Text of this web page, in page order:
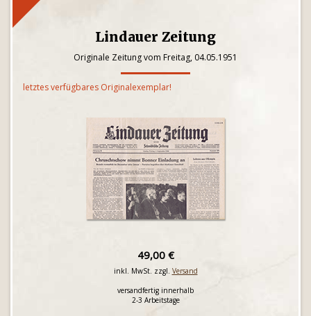
Lindauer Zeitung
Originale Zeitung vom Freitag, 04.05.1951
letztes verfügbares Originalexemplar!
49,00 €
inkl. MwSt. zzgl. Versand
versandfertig innerhalb
2-3 Arbeitstage